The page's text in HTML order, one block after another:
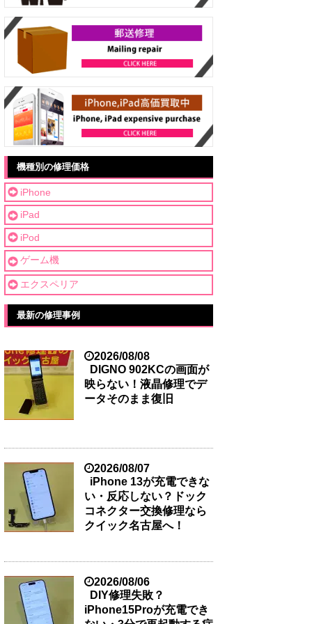
機種別の修理価格
iPhone
iPad
iPod
ゲーム機
エクスペリア
最新の修理事例
2026/08/08
DIGNO 902KCの画面が
映らない！液晶修理でデ
ータそのまま復旧
2026/08/07
iPhone 13が充電できな
い・反応しない？ドック
コネクター交換修理なら
クイック名古屋へ！
2026/08/06
DIY修理失敗？
iPhone15Proが充電でき